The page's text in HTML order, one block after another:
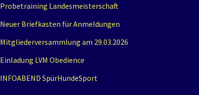
Probetraining Landesmeisterschaft
Neuer Briefkasten für Anmeldungen
Mitgliederversammlung am 29.03.2026
Einladung LVM Obedience
INFOABEND SpürHundeSport